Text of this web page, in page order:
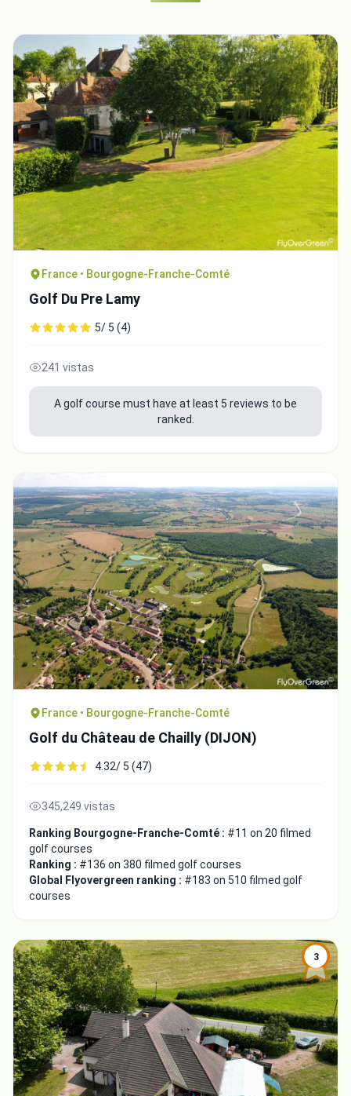
France • Bourgogne-Franche-Comté
Golf Du Pre Lamy
5/ 5 (4)
241 vistas
A golf course must have at least 5 reviews to be
ranked.
France • Bourgogne-Franche-Comté
Golf du Château de Chailly (DIJON)
4.32/ 5 (47)
345,249 vistas
Ranking Bourgogne-Franche-Comté : #11 on 20 filmed
golf courses
Ranking : #136 on 380 filmed golf courses
Global Flyovergreen ranking : #183 on 510 filmed golf
courses
3